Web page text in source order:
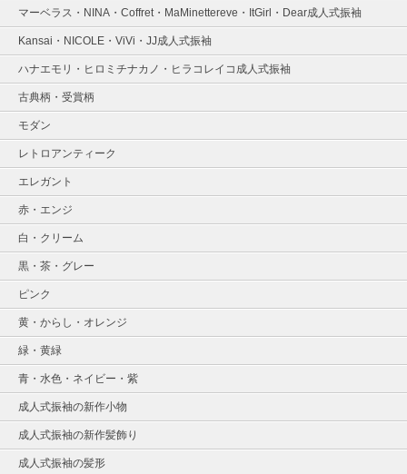
マーベラス・NINA・Coffret・MaMinettereve・ItGirl・Dear成人式振袖
Kansai・NICOLE・ViVi・JJ成人式振袖
ハナエモリ・ヒロミチナカノ・ヒラコレイコ成人式振袖
古典柄・受賞柄
モダン
レトロアンティーク
エレガント
赤・エンジ
白・クリーム
黒・茶・グレー
ピンク
黄・からし・オレンジ
緑・黄緑
青・水色・ネイビー・紫
成人式振袖の新作小物
成人式振袖の新作髪飾り
成人式振袖の髪形